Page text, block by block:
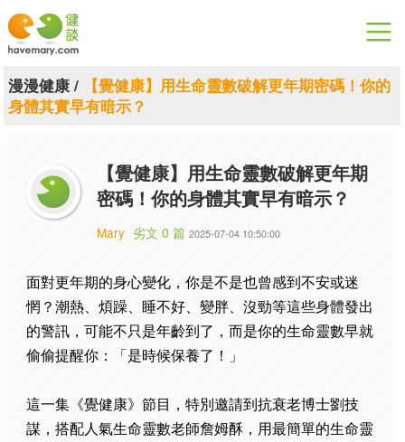
漫漫健康
關於健談
聯絡我們
漫漫健康/
【覺健康】用生命靈數破解更年期密碼！你的
身體其實早有暗示？
【覺健康】用生命靈數破解更年期
密碼！你的身體其實早有暗示？
Mary 劣文 0 篇 2025-07-04 10:50:00
面對更年期的身心變化，你是不是也曾感到不安或迷
惘？潮熱、煩躁、睡不好、變胖、沒勁等這些身體發出
的警訊，可能不只是年齡到了，而是你的生命靈數早就
偷偷提醒你：「是時候保養了！」
這一集《覺健康》節目，特別邀請到抗衰老博士劉技
謀，搭配人氣生命靈數老師詹姆酥，用最簡單的生命靈